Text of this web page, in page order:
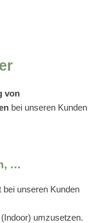
von
bei unseren Kunden
…
unseren Kunden
umzusetzen.